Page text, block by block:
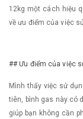
12kg một cách hiệu
về ưu điểm của việc
## Ưu điểm của việc
Mình thấy việc sử
tiên, bình gas này có
giúp bạn không cần